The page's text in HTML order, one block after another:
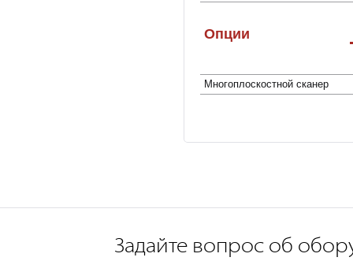
Опции
Многоплоcкостной сканер
Задайте вопрос об